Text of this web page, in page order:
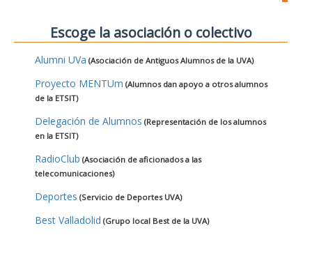
Escoge la asociación o colectivo
Alumni UVa (Asociación de Antiguos Alumnos de la UVA)
Proyecto MENTUm (Alumnos dan apoyo a otros alumnos
de la ETSIT)
Delegación de Alumnos (Representación de los alumnos
en la ETSIT)
RadioClub (Asociación de aficionados a las
telecomunicaciones)
Deportes (Servicio de Deportes UVA)
Best Valladolid (Grupo local Best de la UVA)